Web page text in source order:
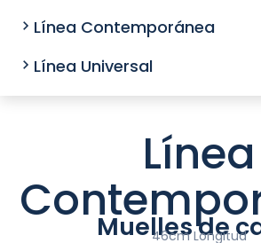
Línea Contemporánea
Línea Universal
Línea
Muelles de
46cm Longitud